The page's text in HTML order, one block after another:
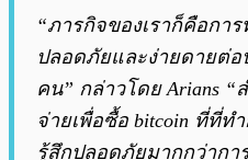
“ภารกิจของเราก็คือกา
ปลอดภัยและง่ายดายต่อ
คน” กล่าวโดย Arians
จ่ายเพื่อซื้อ bitcoin ที่ที่
รู้สึกปลอดภัยมากกว่ากา